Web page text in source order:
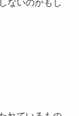
ないのかもし